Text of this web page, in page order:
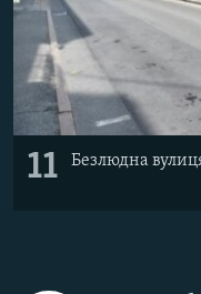
11 Безлюдна